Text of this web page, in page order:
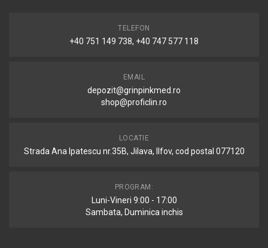
TELEFON
+40 751 149 738, +40 747 577 118
EMAIL
depozit@grinpinkmed.ro
shop@proficlin.ro
LOCATIE
Strada Ana Ipatescu nr.35B, Jilava, Ilfov, cod postal 077120
PROGRAM:
Luni-Vineri 9:00 - 17:00
Sambata, Duminica inchis